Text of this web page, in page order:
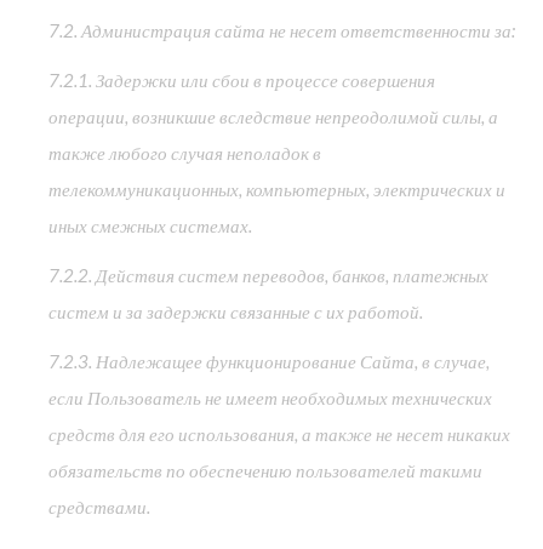
7.2. Администрация сайта не несет ответственности за:
7.2.1. Задержки или сбои в процессе совершения
операции, возникшие вследствие непреодолимой силы, а
также любого случая неполадок в
телекоммуникационных, компьютерных, электрических и
иных смежных системах.
7.2.2. Действия систем переводов, банков, платежных
систем и за задержки связанные с их работой.
7.2.3. Надлежащее функционирование Сайта, в случае,
если Пользователь не имеет необходимых технических
средств для его использования, а также не несет никаких
обязательств по обеспечению пользователей такими
средствами.